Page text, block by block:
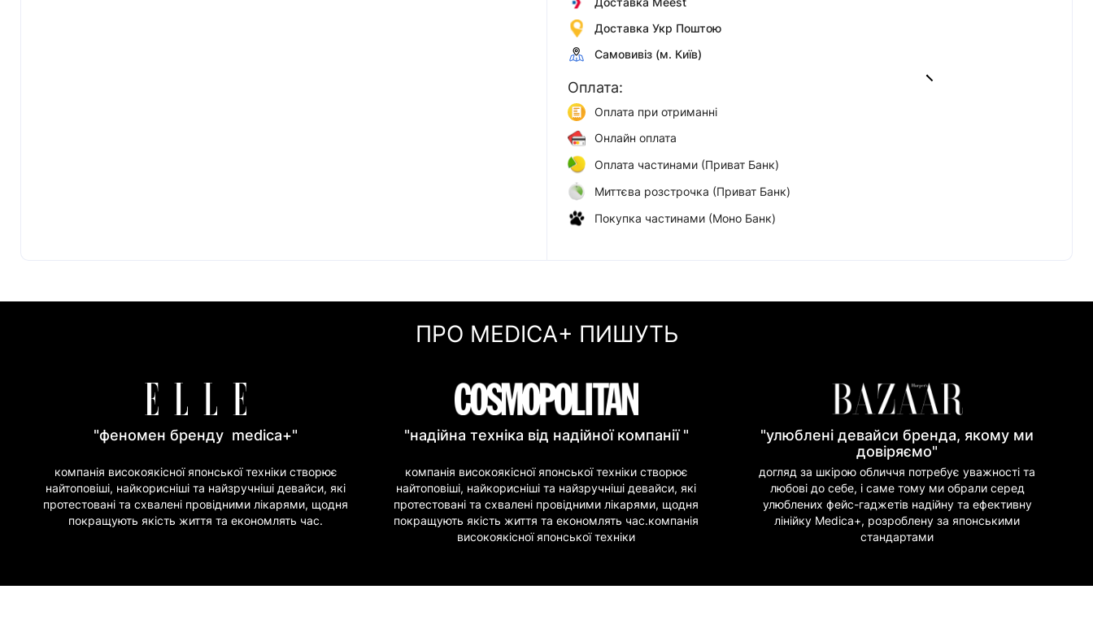
Доставка Укр Поштою
Самовивіз (м. Київ)
Оплата:
Оплата при отриманні
Онлайн оплата
Оплата частинами (Приват Банк)
Миттєва розстрочка (Приват Банк)
Покупка частинами (Моно Банк)
ПРО MEDICA+ ПИШУТЬ
"феномен бренду medica+"
компанія високоякісної японської техніки створює
найтоповіші, найкорисніші та найзручніші девайси, які
протестовані та схвалені провідними лікарями, щодня
покращують якість життя та економлять час.
"надійна техніка від надійної компанії "
компанія високоякісної японської техніки створює
найтоповіші, найкорисніші та найзручніші девайси, які
протестовані та схвалені провідними лікарями, щодня
покращують якість життя та економлять час.компанія
високоякісної японської техніки
"улюблені девайси бренда, якому ми
довіряємо"
догляд за шкірою обличчя потребує уважності та
любові до себе, і саме тому ми обрали серед
улюблених фейс-гаджетів надійну та ефективну
лінійку Medica+, розроблену за японськими
стандартами